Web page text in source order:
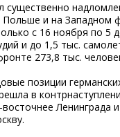
существенно
и на Западном
с 16 ноября по 5
и до 1,5 тыс.
273,8 тыс.
позиции
в